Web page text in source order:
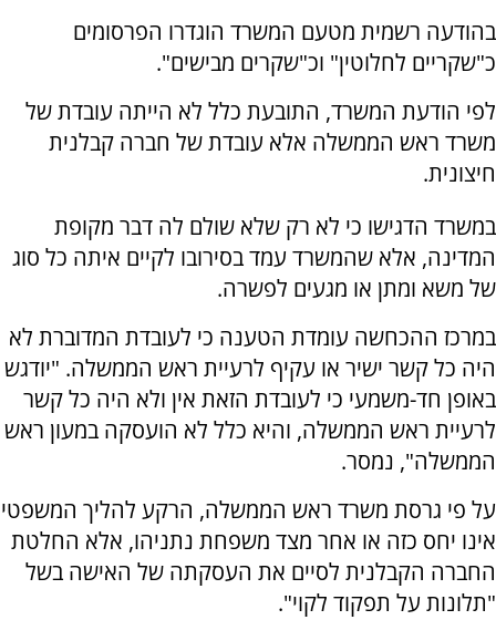
בהודעה רשמית מטעם המשרד הוגדרו הפרסומים
כ"שקריים לחלוטין" וכ"שקרים מבישים".
לפי הודעת המשרד, התובעת כלל לא הייתה עובדת של
משרד ראש הממשלה אלא עובדת של חברה קבלנית
חיצונית.
במשרד הדגישו כי לא רק שלא שולם לה דבר מקופת
המדינה, אלא שהמשרד עמד בסירובו לקיים איתה כל סוג
של משא ומתן או מגעים לפשרה.
במרכז ההכחשה עומדת הטענה כי לעובדת המדוברת לא
היה כל קשר ישיר או עקיף לרעיית ראש הממשלה. "יודגש
באופן חד-משמעי כי לעובדת הזאת אין ולא היה כל קשר
לרעיית ראש הממשלה, והיא כלל לא הועסקה במעון ראש
הממשלה", נמסר.
על פי גרסת משרד ראש הממשלה, הרקע להליך המשפטי
אינו יחס כזה או אחר מצד משפחת נתניהו, אלא החלטת
החברה הקבלנית לסיים את העסקתה של האישה בשל
"תלונות על תפקוד לקוי".